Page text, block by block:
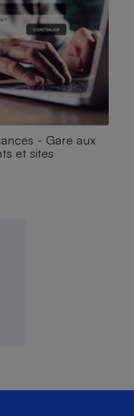
- Gare aux
et sites